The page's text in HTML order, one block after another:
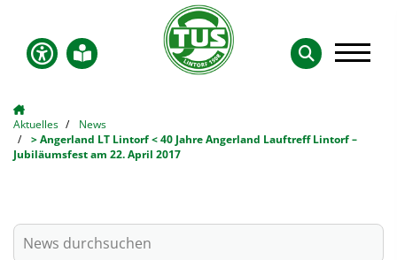
Aktuelles
News
> Angerland LT Lintorf < 40 Jahre Angerland Lauftreff Lintorf –
Jubiläumsfest am 22. April 2017